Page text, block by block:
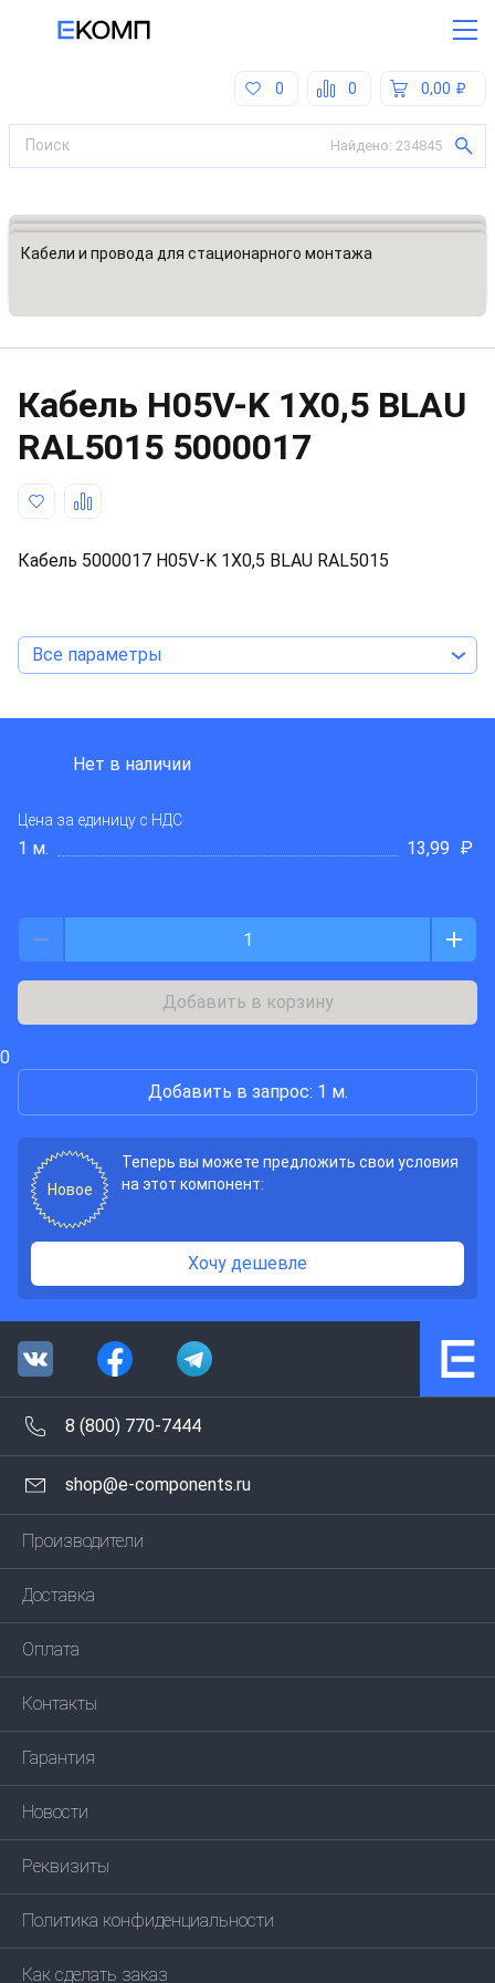
0,00
0
0
Найдено: 234845
Все категории
Кабели, кабельные сборки
Кабели и провода для стационарного монтажа
Кабель H05V-K 1X0,5 BLAU
RAL5015 5000017
Кабель 5000017 H05V-K 1X0,5 BLAU RAL5015
Все параметры
Нет в наличии
Цена за единицу с НДС
1 м. 13,99 ₽
Добавить в корзину
0
Добавить в запрос: 1 м.
Новое
Теперь вы можете предложить свои условия
на этот компонент:
Хочу дешевле
8 (800) 770-7444
shop@e-components.ru
Производители
Доставка
Оплата
Контакты
Гарантия
Новости
Реквизиты
Политика конфиденциальности
Как сделать заказ